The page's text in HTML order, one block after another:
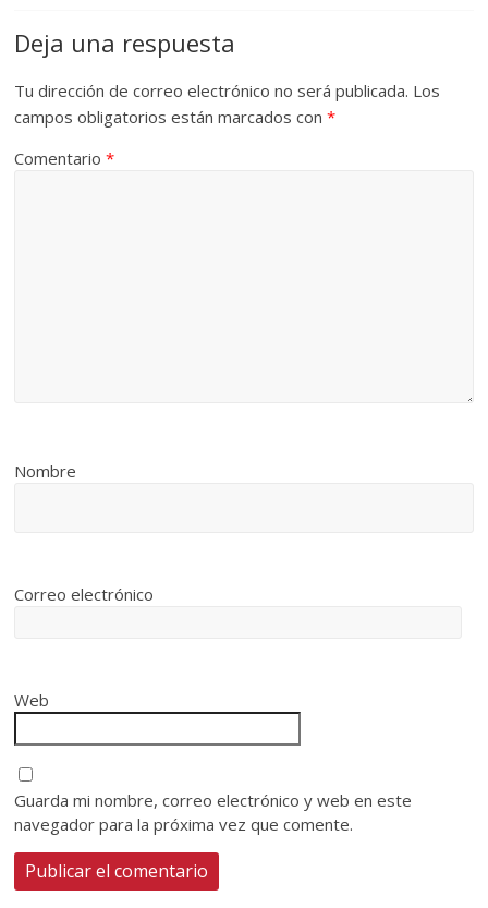
Deja una respuesta
Tu dirección de correo electrónico no será publicada. Los
campos obligatorios están marcados con*
Comentario*
Nombre
Correo electrónico
Web
Guarda mi nombre, correo electrónico y web en este
navegador para la próxima vez que comente.